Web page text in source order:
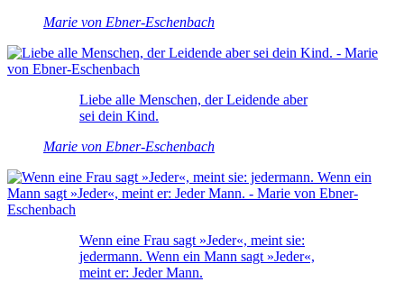
Marie von Ebner-Eschenbach
Liebe alle Menschen, der Leidende aber
sei dein Kind.
Marie von Ebner-Eschenbach
Wenn eine Frau sagt »Jeder«, meint sie:
jedermann. Wenn ein Mann sagt »Jeder«,
meint er: Jeder Mann.